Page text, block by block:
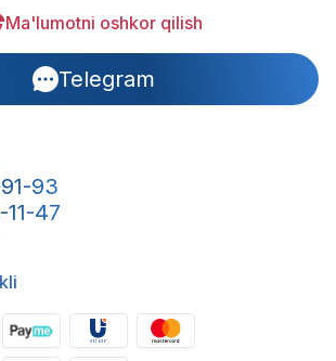
Ma'lumotni oshkor qilish
Telegram
93
47